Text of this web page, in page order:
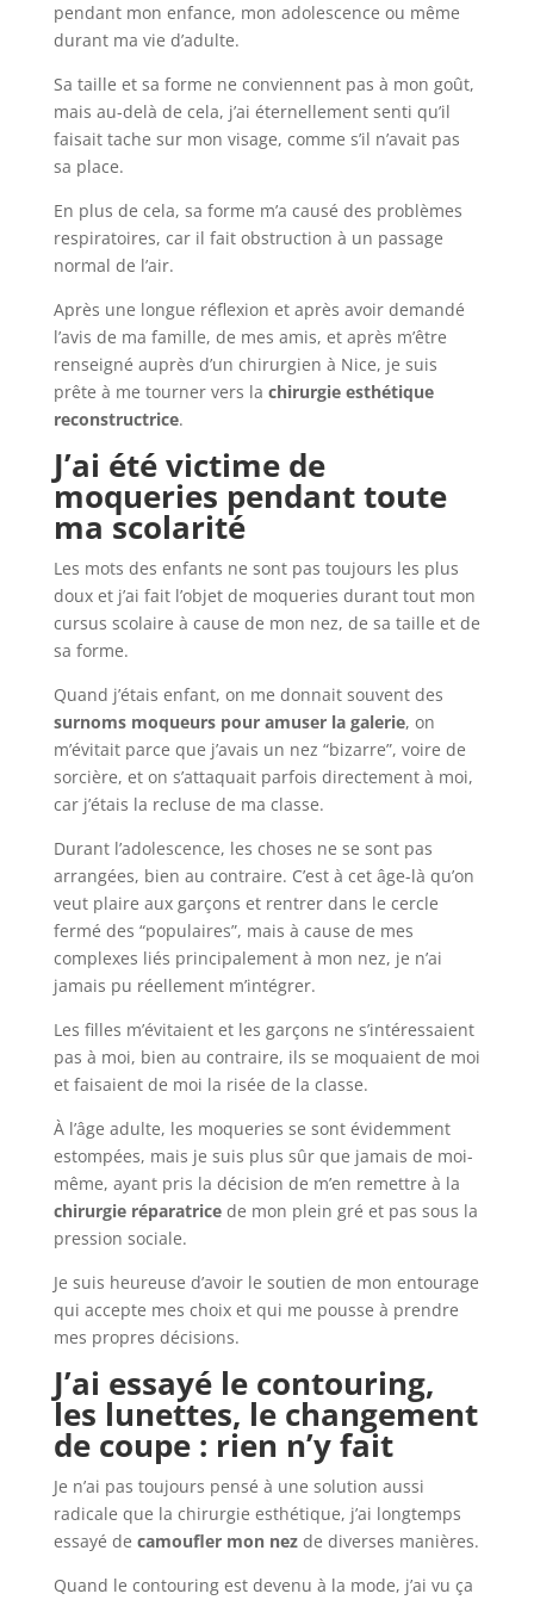
pendant mon enfance, mon adolescence ou même
durant ma vie d’adulte.
Sa taille et sa forme ne conviennent pas à mon goût,
mais au-delà de cela, j’ai éternellement senti qu’il
faisait tache sur mon visage, comme s’il n’avait pas
sa place.
En plus de cela, sa forme m’a causé des problèmes
respiratoires, car il fait obstruction à un passage
normal de l’air.
Après une longue réflexion et après avoir demandé
l’avis de ma famille, de mes amis, et après m’être
renseigné auprès d’un chirurgien à Nice, je suis
prête à me tourner vers la chirurgie esthétique
reconstructrice.
J’ai été victime de
moqueries pendant toute
ma scolarité
Les mots des enfants ne sont pas toujours les plus
doux et j’ai fait l’objet de moqueries durant tout mon
cursus scolaire à cause de mon nez, de sa taille et de
sa forme.
Quand j’étais enfant, on me donnait souvent des
surnoms moqueurs pour amuser la galerie, on
m’évitait parce que j’avais un nez “bizarre”, voire de
sorcière, et on s’attaquait parfois directement à moi,
car j’étais la recluse de ma classe.
Durant l’adolescence, les choses ne se sont pas
arrangées, bien au contraire. C’est à cet âge-là qu’on
veut plaire aux garçons et rentrer dans le cercle
fermé des “populaires”, mais à cause de mes
complexes liés principalement à mon nez, je n’ai
jamais pu réellement m’intégrer.
Les filles m’évitaient et les garçons ne s’intéressaient
pas à moi, bien au contraire, ils se moquaient de moi
et faisaient de moi la risée de la classe.
À l’âge adulte, les moqueries se sont évidemment
estompées, mais je suis plus sûr que jamais de moi-
même, ayant pris la décision de m’en remettre à la
chirurgie réparatricede mon plein gré et pas sous la
pression sociale.
Je suis heureuse d’avoir le soutien de mon entourage
qui accepte mes choix et qui me pousse à prendre
mes propres décisions.
J’ai essayé le contouring,
les lunettes, le changement
de coupe : rien n’y fait
Je n’ai pas toujours pensé à une solution aussi
radicale que la chirurgie esthétique, j’ai longtemps
essayé de camoufler mon nezde diverses manières.
Quand le contouring est devenu à la mode, j’ai vu ça